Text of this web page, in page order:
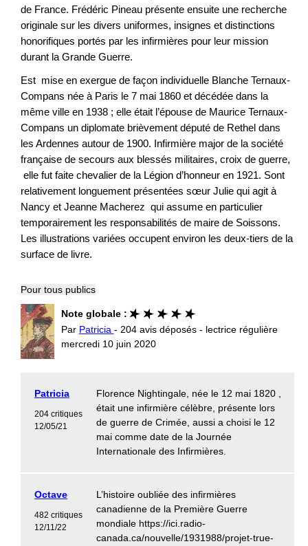
de France. Frédéric Pineau présente ensuite une recherche
originale sur les divers uniformes, insignes et distinctions
honorifiques portés par les infirmières pour leur mission
durant la Grande Guerre.
Est mise en exergue de façon individuelle Blanche Ternaux-
Compans née à Paris le 7 mai 1860 et décédée dans la
même ville en 1938 ; elle était l’épouse de Maurice Ternaux-
Compans un diplomate brièvement député de Rethel dans
les Ardennes autour de 1900. Infirmière major de la société
française de secours aux blessés militaires, croix de guerre,
elle fut faite chevalier de la Légion d’honneur en 1921. Sont
relativement longuement présentées sœur Julie qui agit à
Nancy et Jeanne Macherez qui assume en particulier
temporairement les responsabilités de maire de Soissons.
Les illustrations variées occupent environ les deux-tiers de la
surface de livre.
Pour tous publics
Note globale :
Par Patricia - 204 avis déposés - lectrice régulière
mercredi 10 juin 2020
Patricia
204 critiques
12/05/21
Florence Nightingale, née le 12 mai 1820 ,
était une infirmière célèbre, présente lors
de guerre de Crimée, aussi a choisi le 12
mai comme date de la Journée
Internationale des Infirmières.
Octave
482 critiques
12/11/22
L’histoire oubliée des infirmières
canadienne de la Première Guerre
mondiale https://ici.radio-
canada.ca/nouvelle/1931988/projet-true-